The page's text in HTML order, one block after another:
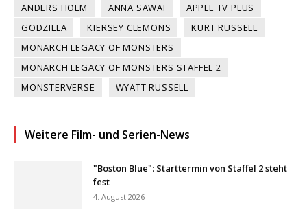
ANDERS HOLM ANNA SAWAI
APPLE TV PLUS
GODZILLA
KIERSEY CLEMONS
KURT RUSSELL
MONARCH LEGACY OF MONSTERS
MONARCH LEGACY OF MONSTERS STAFFEL 2
MONSTERVERSE
WYATT RUSSELL
Weitere Film- und Serien-News
"Boston Blue": Starttermin von Staffel 2 steht
fest
4. August 2026